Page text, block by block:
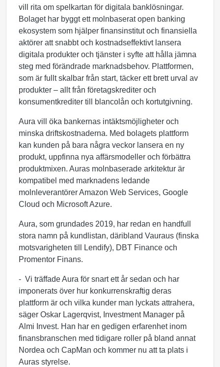
vill rita om spelkartan för digitala banklösningar.
Bolaget har byggt ett molnbaserat open banking
ekosystem som hjälper finansinstitut och finansiella
aktörer att snabbt och kostnadseffektivt lansera
digitala produkter och tjänster i syfte att hålla jämna
steg med förändrade marknadsbehov. Plattformen,
som är fullt skalbar från start, täcker ett brett urval av
produkter – allt från företagskrediter och
konsumentkrediter till blancolån och kortutgivning.
Aura vill öka bankernas intäktsmöjligheter och
minska driftskostnaderna. Med bolagets plattform
kan kunden på bara några veckor lansera en ny
produkt, uppfinna nya affärsmodeller och förbättra
produktmixen. Auras molnbaserade arkitektur är
kompatibel med marknadens ledande
molnleverantörer Amazon Web Services, Google
Cloud och Microsoft Azure.
Aura, som grundades 2019, har redan en handfull
stora namn på kundlistan, däribland Vauraus (finska
motsvarigheten till Lendify), DBT Finance och
Promentor Finans.
- Vi träffade Aura för snart ett år sedan och har
imponerats över hur konkurrenskraftig deras
plattform är och vilka kunder man lyckats attrahera,
säger Oskar Lagerqvist, Investment Manager på
Almi Invest. Han har en gedigen erfarenhet inom
finansbranschen med tidigare roller på bland annat
Nordea och CapMan och kommer nu att ta plats i
Auras styrelse.